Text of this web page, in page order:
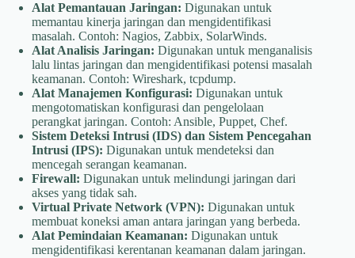
Alat Pemantauan Jaringan: Digunakan untuk
memantau kinerja jaringan dan mengidentifikasi
masalah. Contoh: Nagios, Zabbix, SolarWinds.
Alat Analisis Jaringan: Digunakan untuk menganalisis
lalu lintas jaringan dan mengidentifikasi potensi masalah
keamanan. Contoh: Wireshark, tcpdump.
Alat Manajemen Konfigurasi: Digunakan untuk
mengotomatiskan konfigurasi dan pengelolaan
perangkat jaringan. Contoh: Ansible, Puppet, Chef.
Sistem Deteksi Intrusi (IDS) dan Sistem Pencegahan
Intrusi (IPS): Digunakan untuk mendeteksi dan
mencegah serangan keamanan.
Firewall: Digunakan untuk melindungi jaringan dari
akses yang tidak sah.
Virtual Private Network (VPN): Digunakan untuk
membuat koneksi aman antara jaringan yang berbeda.
Alat Pemindaian Keamanan: Digunakan untuk
mengidentifikasi kerentanan keamanan dalam jaringan.